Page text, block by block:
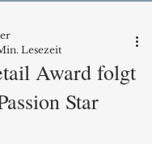
Award folgt
Star
Lesezeit